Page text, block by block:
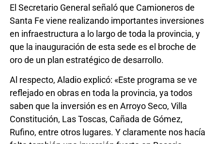
El Secretario General señaló que Camioneros de
Santa Fe viene realizando importantes inversiones
en infraestructura a lo largo de toda la provincia, y
que la inauguración de esta sede es el broche de
oro de un plan estratégico de desarrollo.
Al respecto, Aladio explicó: «Este programa se ve
reflejado en obras en toda la provincia, ya todos
saben que la inversión es en Arroyo Seco, Villa
Constitución, Las Toscas, Cañada de Gómez,
Rufino, entre otros lugares. Y claramente nos hacía